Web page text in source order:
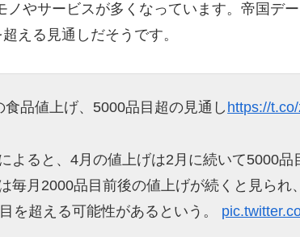
ノやサービスが多くなっています。帝国デ
える見通しだそうです。
食品値上げ、5000品目超の見通し https://
よると、4月の値上げは2月に続いて5000品
毎月2000品目前後の値上げが続くと見られ
を超える可能性があるという。